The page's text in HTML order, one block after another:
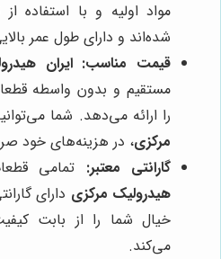
مواد اولیه و با استفاده
شده‌اند و دارای طول عمر
قیمت مناسب: ایران
مستقیم و بدون واسطه
را ارائه می‌دهد. شما
مرکزی، در هزینه‌های خود
گارانتی معتبر: تمامی
هیدرولیک مرکزی دارای
خیال شما را از بابت
می‌کند.